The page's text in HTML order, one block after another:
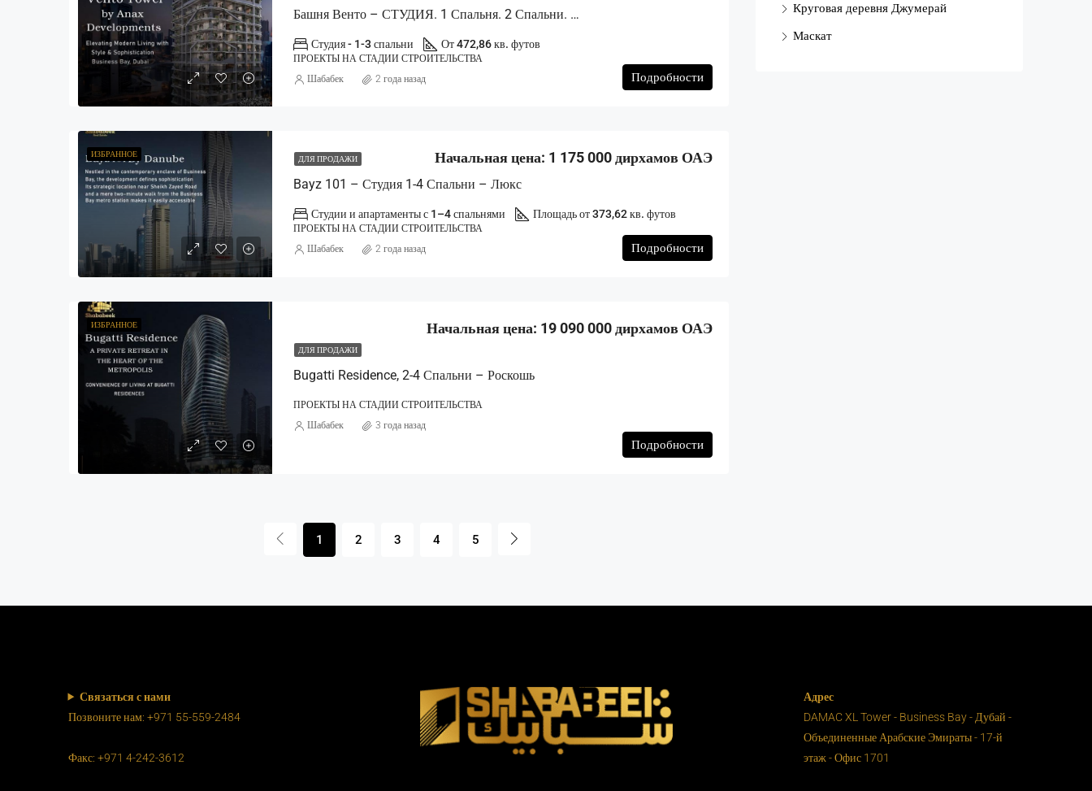
Башня Венто – СТУДИЯ. 1 Спальня. 2 Спальни. 3 Спальни – Люкс
Студия - 1-3 спальни От 472,86 кв. футов
ПРОЕКТЫ НА СТАДИИ СТРОИТЕЛЬСТВА
Подробности
Шабабек 2 года назад
ИЗБРАННОЕ
ДЛЯ ПРОДАЖИ
Bayz 101 – Студия 1-4 Спальни – Люкс
Начальная цена: 1 175 000 дирхамов ОАЭ
Студии и апартаменты с 1–4 спальнями Площадь от 373,62 кв. футов
ПРОЕКТЫ НА СТАДИИ СТРОИТЕЛЬСТВА
Подробности
Шабабек 2 года назад
ИЗБРАННОЕ
ДЛЯ ПРОДАЖИ
Bugatti Residence, 2-4 Спальни – Роскошь
Начальная цена: 19 090 000 дирхамов ОАЭ
ПРОЕКТЫ НА СТАДИИ СТРОИТЕЛЬСТВА
Подробности
Шабабек 3 года назад
1 2 3 4 5
Круговая деревня Джумерай
Маскат
Связаться с нами
Позвоните нам: +971 55-559-2484
Факс: +971 4-242-3612
Адрес
DAMAC XL Tower - Business Bay - Дубай -
Объединенные Арабские Эмираты - 17-й
этаж - Офис 1701